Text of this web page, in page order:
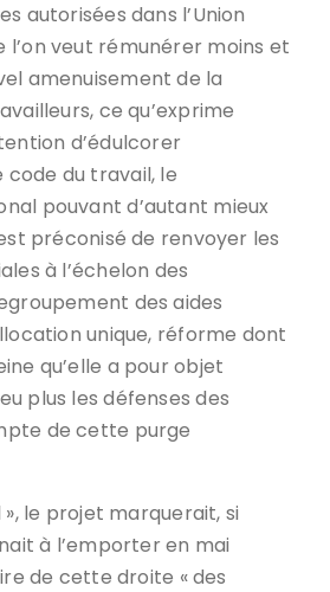
autorisées dans l’Union
l’on veut rémunérer moins et
amenuisement de la
ce qu’exprime
d’édulcorer
du travail, le
pouvant d’autant mieux
préconisé de renvoyer les
à l’échelon des
des aides
unique, réforme dont
qu’elle a pour objet
plus les défenses des
de cette purge
le projet marquerait, si
à l’emporter en mai
de cette droite « des